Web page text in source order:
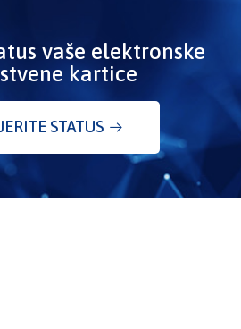
vaše elektronske
kartice
STATUS